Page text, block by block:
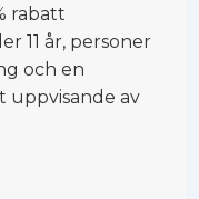
rabatt
11 år, personer
och en
uppvisande av